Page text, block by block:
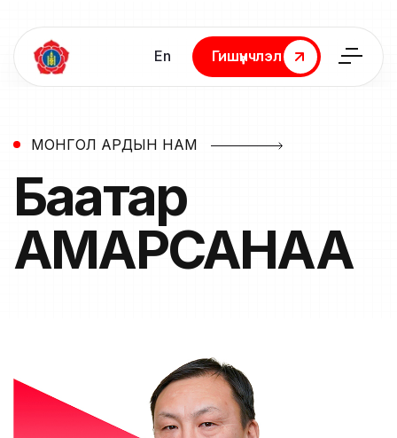
En
Гишүүнчлэл
Гишүүнчлэл
МОНГОЛ АРДЫН НАМ
Баатар
АМАРСАНАА